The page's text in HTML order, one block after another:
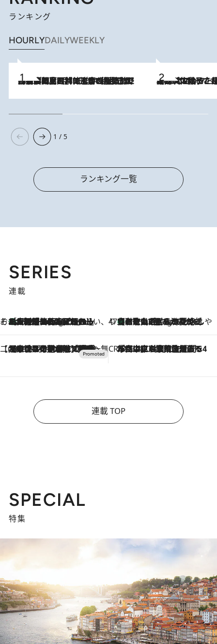
ランキング
HOURLYDAILYWEEKLY
2026.8.8
「最後に見られてよかった」上野動物園の東園パンダ舎が解体前に特別公開。8月16日まで延長されたパネル展と共に辿る“半世紀”のパンダ飼育《解体工事の図面あり》 2026.8.5
【阿川佐和子さんの年とる力】なぜ70代で始めた趣味は“こんなに楽しい”のか？ ピアノ、俳句…スランプに陥っても続けられる“ある秘訣”とは
1 / 5
ランキング一覧
SERIES
連載
そおだよおこの関西おいしい、おやつ紀行
11 Hours Ago
［大阪府箕面市］一皿一皿目の前で仕上げられる、料理を巧みに組み込んだアシェットデセールコース「ミチル アシェット デセール（Michiru assiette dessert）」 47都道府県の手みやげ ひんやりスイーツで夏を満喫
11 Hours Ago
【和歌山県】この夏絶対食べたい 冷やしておいしいおやつ3選 みかんがごろっと丸ごと入ったジュレ
【CREA×星野リゾート】唯一無二。癒しと発見が待つ場所へ
2026.8.7
【トンボの足水浴】ヒノキの香りに包まれて涼感マックス！約13℃の湧水かけ流しを避暑地「星野温泉 トンボの湯」で体験 CREA'S CHOICE
2026.8.7
「立川にも歌舞伎があるんだよ」 片岡仁左衛門・市川中車ら豪華座組みで4年目の立川立飛歌舞伎へ
連載 TOP
SPECIAL
特集